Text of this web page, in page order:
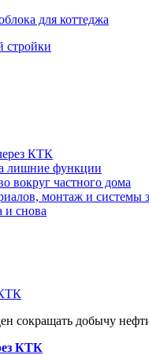
для коттеджа
стройки
КТК
лишние функции
вокруг частного дома
монтаж и системы
и снова
КТК
сокращать добычу
КТК